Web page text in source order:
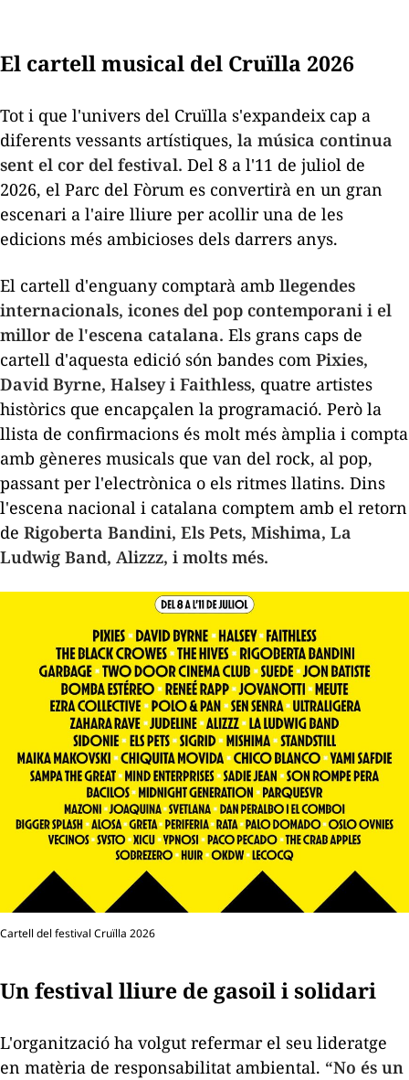
El cartell musical del Cruïlla 2026
Tot i que l'univers del Cruïlla s'expandeix cap a
diferents vessants artístiques, la música continua
sent el cor del festival. Del 8 a l'11 de juliol de
2026, el Parc del Fòrum es convertirà en un gran
escenari a l'aire lliure per acollir una de les
edicions més ambicioses dels darrers anys.
El cartell d'enguany comptarà amb llegendes
internacionals, icones del pop contemporani i el
millor de l'escena catalana. Els grans caps de
cartell d'aquesta edició són bandes com Pixies,
David Byrne, Halsey i Faithless, quatre artistes
històrics que encapçalen la programació. Però la
llista de confirmacions és molt més àmplia i compta
amb gèneres musicals que van del rock, al pop,
passant per l'electrònica o els ritmes llatins. Dins
l'escena nacional i catalana comptem amb el retorn
de Rigoberta Bandini, Els Pets, Mishima, La
Ludwig Band, Alizzz, i molts més.
Cartell del festival Cruïlla 2026
Un festival lliure degasoili solidari
L'organització ha volgut refermar el seu lideratge
en matèria de responsabilitat ambiental. “No és un